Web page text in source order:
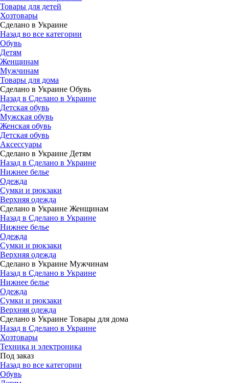
Товары для детей
Хозтовары
Сделано в Украине
Назад во все категории
Обувь
Детям
Женщинам
Мужчинам
Товары для дома
Сделано в Украине Обувь
Назад в Сделано в Украине
Детская обувь
Мужская обувь
Женская обувь
Детская обувь
Аксессуары
Сделано в Украине Детям
Назад в Сделано в Украине
Нижнее белье
Одежда
Сумки и рюкзаки
Верхняя одежда
Сделано в Украине Женщинам
Назад в Сделано в Украине
Нижнее белье
Одежда
Сумки и рюкзаки
Верхняя одежда
Сделано в Украине Мужчинам
Назад в Сделано в Украине
Нижнее белье
Одежда
Сумки и рюкзаки
Верхняя одежда
Сделано в Украине Товары для дома
Назад в Сделано в Украине
Хозтовары
Техника и электроника
Под заказ
Назад во все категории
Обувь